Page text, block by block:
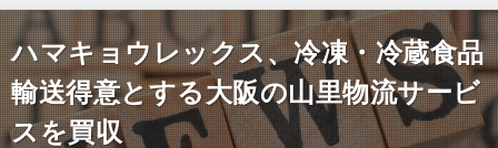
ハマキョウレックス、冷凍・冷蔵食品
輸送得意とする大阪の山里物流サービ
スを買収